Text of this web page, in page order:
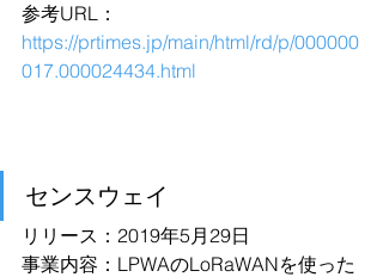
参考URL：
https://prtimes.jp/main/html/rd/p/000000
017.000024434.html
センスウェイ
リリース：2019年5月29日
事業内容：LPWAのLoRaWANを使った